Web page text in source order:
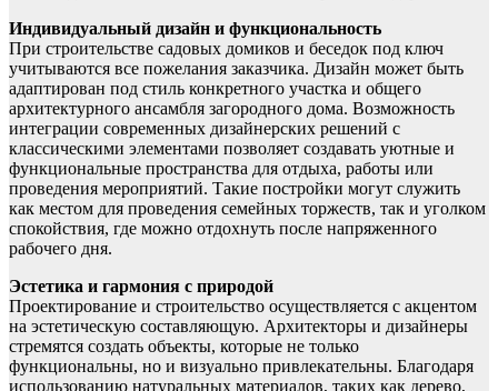
Индивидуальный дизайн и функциональность
При строительстве садовых домиков и беседок под ключ
учитываются все пожелания заказчика. Дизайн может быть
адаптирован под стиль конкретного участка и общего
архитектурного ансамбля загородного дома. Возможность
интеграции современных дизайнерских решений с
классическими элементами позволяет создавать уютные и
функциональные пространства для отдыха, работы или
проведения мероприятий. Такие постройки могут служить
как местом для проведения семейных торжеств, так и уголком
спокойствия, где можно отдохнуть после напряженного
рабочего дня.
Эстетика и гармония с природой
Проектирование и строительство осуществляется с акцентом
на эстетическую составляющую. Архитекторы и дизайнеры
стремятся создать объекты, которые не только
функциональны, но и визуально привлекательны. Благодаря
использованию натуральных материалов, таких как дерево,